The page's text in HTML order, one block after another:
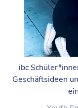
ibc
Geschäftsideen